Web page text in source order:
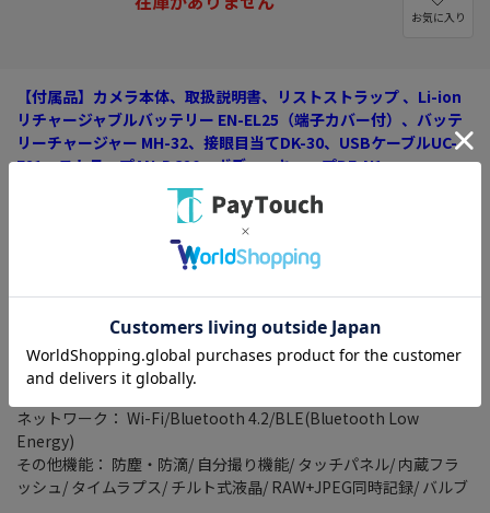
お気に入り
【付属品】カメラ本体、取扱説明書、リストストラップ 、Li-ion
リチャージャブルバッテリー EN-EL25（端子カバー付）、バッテ
リーチャージャー MH-32、接眼目当てDK-30、USBケーブルUC-
E21、ストラップAN-DC20、ボディーキャップBF-N1
※上記以外のものは付属いたしません
レンズマウント： ニコンZマウント
連写撮影： 高速連続撮影：約5コマ/秒
高速連続撮影(拡張)：約11コマ/秒
記録メディア： SDカード/ SDHCカード/ SDXCカード
4K対応： ○
動画記録画素数： 4K(3840x2160)/ 29.97fps
ネットワーク： Wi-Fi/Bluetooth 4.2/BLE(Bluetooth Low
Energy)
その他機能： 防塵・防滴/ 自分撮り機能/ タッチパネル/ 内蔵フラ
ッシュ/ タイムラプス/ チルト式液晶/ RAW+JPEG同時記録/ バルブ